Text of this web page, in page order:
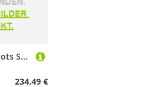
Icebug Metro2 Bugrip Boots Schwarz EU 40 Frau
234,49 €